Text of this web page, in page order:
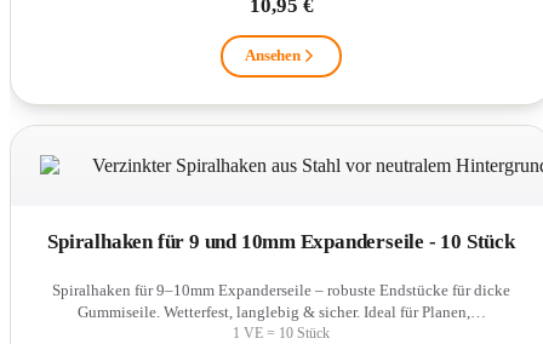
10,95 €
Ansehen
Spiralhaken für 9 und 10mm Expanderseile - 10 Stück
Spiralhaken für 9–10mm Expanderseile – robuste Endstücke für dicke
Gummiseile. Wetterfest, langlebig & sicher. Ideal für Planen,…
1 VE = 10 Stück